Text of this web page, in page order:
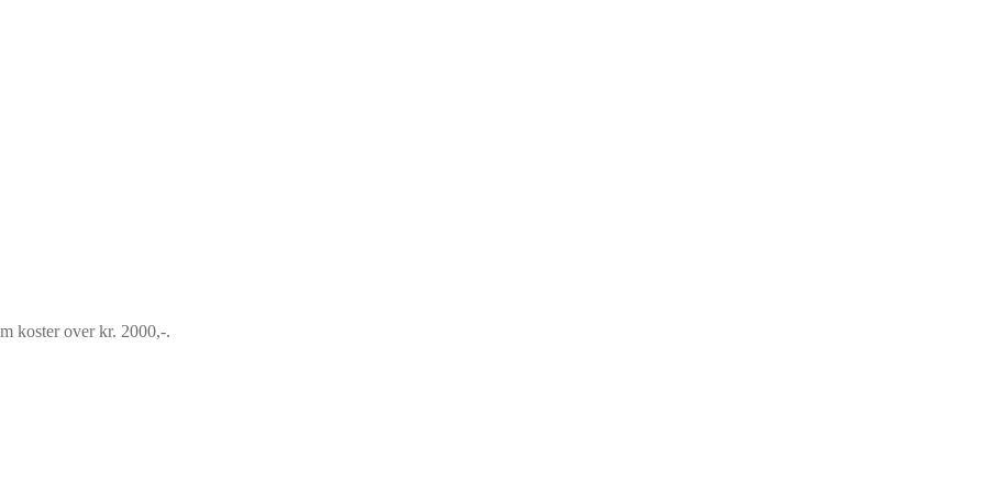
koster over kr. 2000,-.